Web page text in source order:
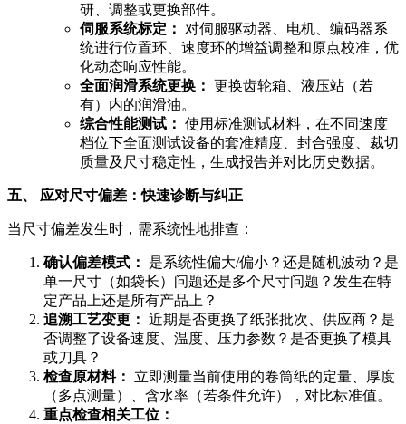
研、调整或更换部件。
伺服系统标定：
对伺服驱动器、电机、编码器系
统进行位置环、速度环的增益调整和原点校准，优
化动态响应性能。
全面润滑系统更换： 更换齿轮箱、液压站（若
有）内的润滑油。
综合性能测试： 使用标准测试材料，在不同速度
档位下全面测试设备的套准精度、封合强度、裁切
质量及尺寸稳定性，生成报告并对比历史数据。
五、 应对尺寸偏差：快速诊断与纠正
当尺寸偏差发生时，需系统性地排查：
确认偏差模式：
是系统性偏大/偏小？还是随机波动？是
单一尺寸（如袋长）问题还是多个尺寸问题？发生在特
定产品上还是所有产品上？
追溯工艺变更： 近期是否更换了纸张批次、供应商？是
否调整了设备速度、温度、压力参数？是否更换了模具
或刀具？
检查原材料：
立即测量当前使用的卷筒纸的定量、厚度
（多点测量）、含水率（若条件允许），对比标准值。
重点检查相关工位：